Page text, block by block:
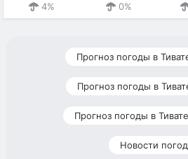
4%
0%
Прогноз погоды в
Прогноз погоды в
Прогноз погоды в
Новости